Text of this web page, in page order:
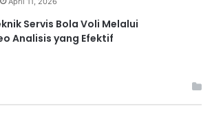
Servis Bola Voli Melalui
Analisis yang Efektif